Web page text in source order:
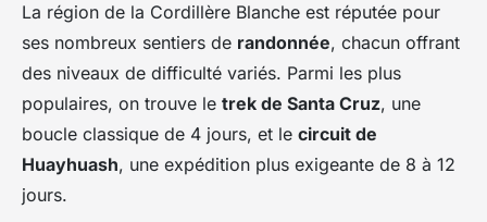
La région de la Cordillère Blanche est réputée pour
ses nombreux sentiers de randonnée, chacun offrant
des niveaux de difficulté variés. Parmi les plus
populaires, on trouve le trek de Santa Cruz, une
boucle classique de 4 jours, et le circuit de
Huayhuash, une expédition plus exigeante de 8 à 12
jours.